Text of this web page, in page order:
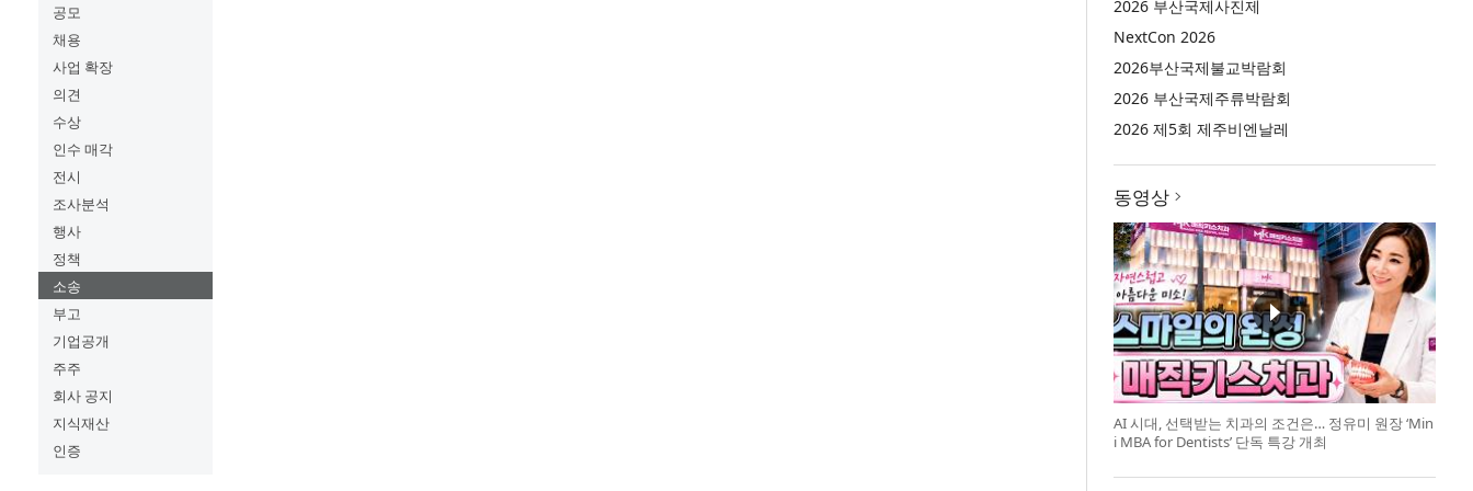
공모
채용
사업 확장
의견
수상
인수 매각
전시
조사분석
행사
정책
소송
부고
기업공개
주주
회사 공지
지식재산
인증
2026 부산국제사진제
NextCon 2026
2026부산국제불교박람회
2026 부산국제주류박람회
2026 제5회 제주비엔날레
동영상
AI 시대, 선택받는 치과의 조건은… 정유미 원장 ‘Min
i MBA for Dentists’ 단독 특강 개최